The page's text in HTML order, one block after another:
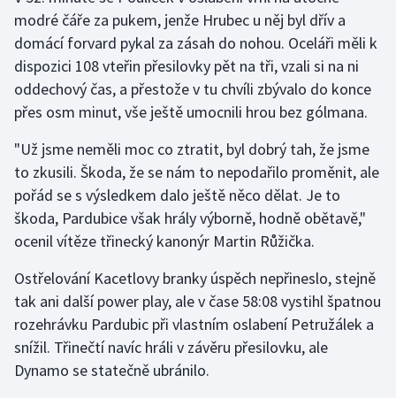
modré čáře za pukem, jenže Hrubec u něj byl dřív a
domácí forvard pykal za zásah do nohou. Oceláři měli k
dispozici 108 vteřin přesilovky pět na tři, vzali si na ni
oddechový čas, a přestože v tu chvíli zbývalo do konce
přes osm minut, vše ještě umocnili hrou bez gólmana.
"Už jsme neměli moc co ztratit, byl dobrý tah, že jsme
to zkusili. Škoda, že se nám to nepodařilo proměnit, ale
pořád se s výsledkem dalo ještě něco dělat. Je to
škoda, Pardubice však hrály výborně, hodně obětavě,"
ocenil vítěze třinecký kanonýr Martin Růžička.
Ostřelování Kacetlovy branky úspěch nepřineslo, stejně
tak ani další power play, ale v čase 58:08 vystihl špatnou
rozehrávku Pardubic při vlastním oslabení Petružálek a
snížil. Třinečtí navíc hráli v závěru přesilovku, ale
Dynamo se statečně ubránilo.